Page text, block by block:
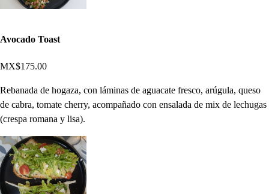
Avocado Toast
MX$175.00
Rebanada de hogaza, con láminas de aguacate fresco, arúgula, queso
de cabra, tomate cherry, acompañado con ensalada de mix de lechugas
(crespa romana y lisa).